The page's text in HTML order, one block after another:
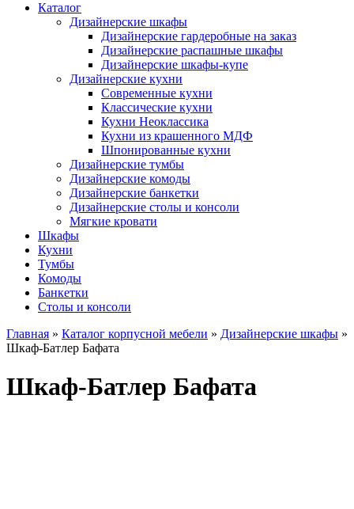
Каталог
Дизайнерские шкафы
Дизайнерские гардеробные на заказ
Дизайнерские распашные шкафы
Дизайнерские шкафы-купе
Дизайнерские кухни
Современные кухни
Классические кухни
Кухни Неоклассика
Кухни из крашенного МДФ
Шпонированные кухни
Дизайнерские тумбы
Дизайнерские комоды
Дизайнерские банкетки
Дизайнерские столы и консоли
Мягкие кровати
Шкафы
Кухни
Тумбы
Комоды
Банкетки
Столы и консоли
Главная » Каталог корпусной мебели » Дизайнерские шкафы »
Шкаф-Батлер Бафата
Шкаф-Батлер Бафата